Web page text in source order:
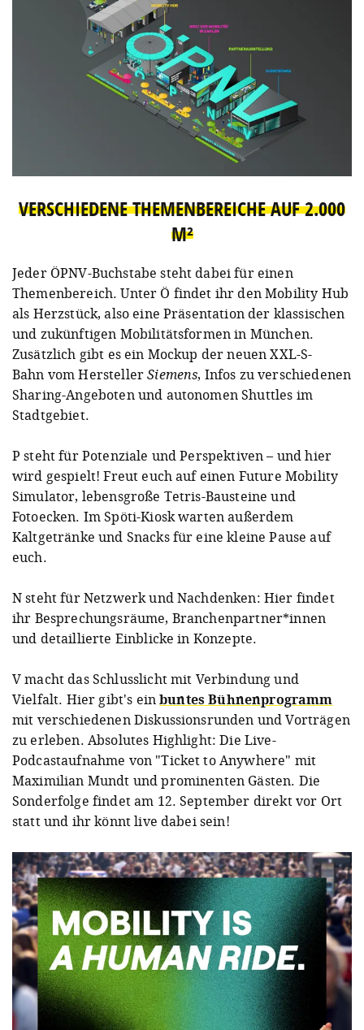
VERSCHIEDENE THEMENBEREICHE AUF 2.000
M²
Jeder ÖPNV-Buchstabe steht dabei für einen
Themenbereich. Unter Ö findet ihr den Mobility Hub
als Herzstück, also eine Präsentation der klassischen
und zukünftigen Mobilitätsformen in München.
Zusätzlich gibt es ein Mockup der neuen XXL-S-
Bahn vom HerstellerSiemens, Infos zu verschiedenen
Sharing-Angeboten und autonomen Shuttles im
Stadtgebiet.
P steht für Potenziale und Perspektiven – und hier
wird gespielt! Freut euch auf einen Future Mobility
Simulator, lebensgroße Tetris-Bausteine und
Fotoecken. Im Spöti-Kiosk warten außerdem
Kaltgetränke und Snacks für eine kleine Pause auf
euch.
N steht für Netzwerk und Nachdenken: Hier findet
ihr Besprechungsräume, Branchenpartner*innen
und detaillierte Einblicke in Konzepte.
V macht das Schlusslicht mit Verbindung und
Vielfalt. Hier gibt's einbuntes Bühnenprogramm
mit verschiedenen Diskussionsrunden und Vorträgen
zu erleben. Absolutes Highlight: Die Live-
Podcastaufnahme von "Ticket to Anywhere" mit
Maximilian Mundt und prominenten Gästen. Die
Sonderfolge findet am 12. September direkt vor Ort
statt und ihr könnt live dabei sein!